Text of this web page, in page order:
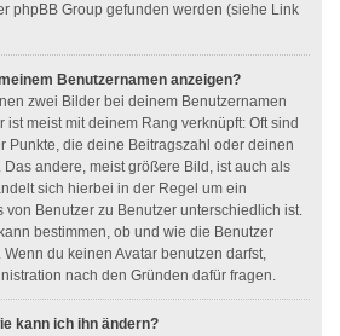
phpBB Group gefunden werden (siehe Link
Benutzernamen anzeigen?
zwei Bilder bei deinem Benutzernamen
meist mit deinem Rang verknüpft: Oft sind
Punkte, die deine Beitragszahl oder deinen
andere, meist größere Bild, ist auch als
sich hierbei in der Regel um ein
Benutzer zu Benutzer unterschiedlich ist.
bestimmen, ob und wie die Benutzer
du keinen Avatar benutzen darfst,
nach den Gründen dafür fragen.
kann ich ihn ändern?